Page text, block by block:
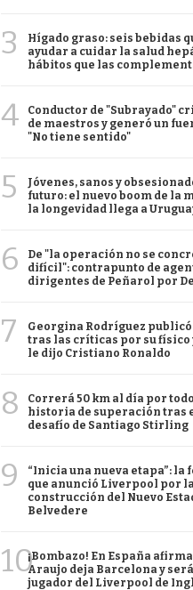
3
Hígado graso: seis bebidas
ayudar a cuidar la salud
hábitos que las
4
Conductor de "Subrayado"
de maestros y generó un
"No tiene sentido"
5
Jóvenes, sanos y
futuro: el nuevo boom de la
la longevidad llega a
6
De "la operación no se
difícil": contrapunto de
dirigentes de Peñarol por
7
Georgina Rodríguez publicó
tras las críticas por su físico
le dijo Cristiano Ronaldo
8
Correrá 50 km al día por
historia de superación tras
desafío de Santiago Stirling
9
“Inicia una nueva etapa”: la
que anunció Liverpool por la
construcción del Nuevo
Belvedere
10¡Bombazo! En España
Araujo deja Barcelona y
jugador del Liverpool de